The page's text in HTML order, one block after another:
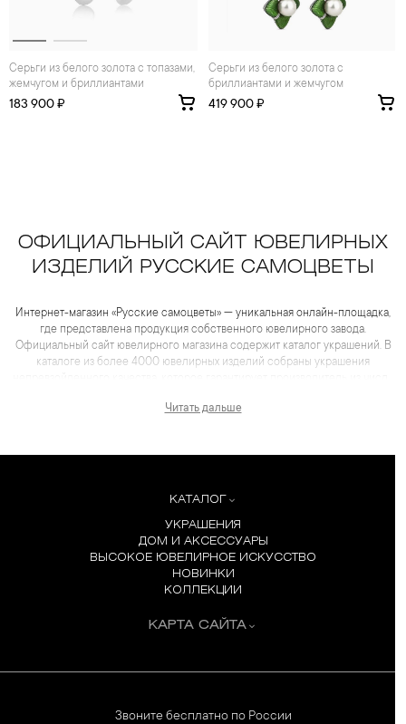
Серьги из белого золота с топазами,
жемчугом и бриллиантами
183 900 ₽
Серьги из белого золота с
бриллиантами и жемчугом
419 900 ₽
ОФИЦИАЛЬНЫЙ САЙТ ЮВЕЛИРНЫХ
ИЗДЕЛИЙ РУССКИЕ САМОЦВЕТЫ
Интернет-магазин «Русские самоцветы» — уникальная онлайн-площадка,
где представлена продукция собственного ювелирного завода.
Официальный сайт ювелирного магазина содержит каталог украшений. В
каталоге из более 4000 ювелирных изделий собраны украшения
качественные фотографии и видеоматериалы, но и
Читать дальше
КАТАЛОГ
УКРАШЕНИЯ
ДОМ И АКСЕССУАРЫ
ВЫСОКОЕ ЮВЕЛИРНОЕ ИСКУССТВО
НОВИНКИ
КОЛЛЕКЦИИ
КАРТА САЙТА
Звоните бесплатно по России